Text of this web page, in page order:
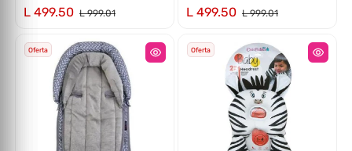
L 499.50 L 999.01 L 499.50 L 999.01
Oferta Oferta